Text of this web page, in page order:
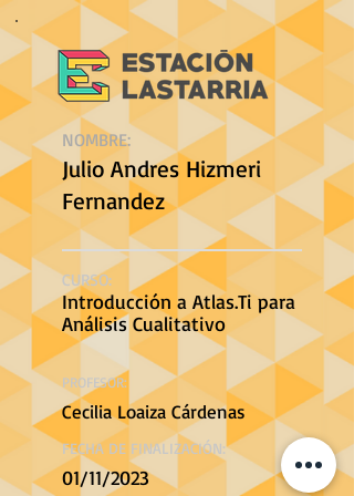
NOMBRE:
Julio Andres Hizmeri
Fernandez
CURSO:
Introducción a Atlas.Ti para
Análisis Cualitativo
PROFESOR:
Cecilia Loaiza Cárdenas
FECHA DE FINALIZACIÓN:
01/11/2023